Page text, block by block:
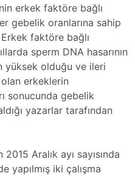
erkek faktöre bağlı
gebelik oranlarına sahip
faktöre bağlı
sperm DNA hasarının
yüksek olduğu ve ileri
erkeklerin
sonucunda gebelik
yazarlar tarafından
Aralık ayı sayısında
yapılmış iki çalışma